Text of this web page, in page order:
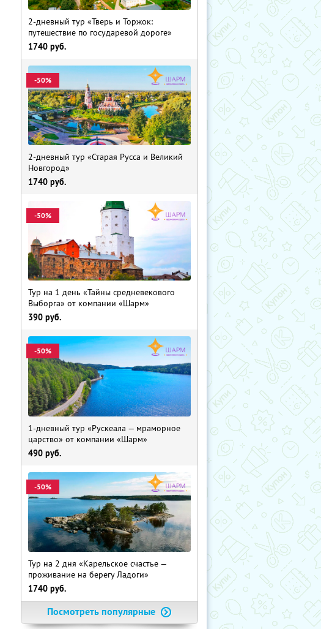
2-дневный тур «Тверь и Торжок:
путешествие по государевой дороге»
1740 руб.
-50%
2-дневный тур «Старая Русса и Великий
Новгород»
1740 руб.
-50%
Тур на 1 день «Тайны средневекового
Выборга» от компании «Шарм»
390 руб.
-50%
1-дневный тур «Рускеала — мраморное
царство» от компании «Шарм»
490 руб.
-50%
Тур на 2 дня «Карельское счастье —
проживание на берегу Ладоги»
1740 руб.
Посмотреть популярные